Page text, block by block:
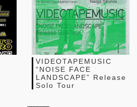
VIDEOTAPEMUSIC
“NOISE FACE
LANDSCAPE” Release
Solo Tour